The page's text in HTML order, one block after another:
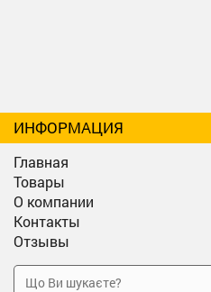
ИНФОРМАЦИЯ
Главная
Товары
О компании
Контакты
Отзывы